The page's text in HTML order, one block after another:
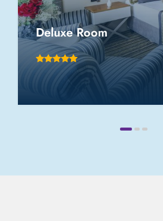
Deluxe Room